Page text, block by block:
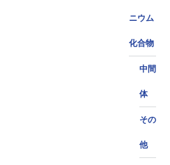
ニウム
化合物
中間
体
その
他